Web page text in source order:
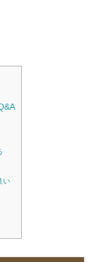
い